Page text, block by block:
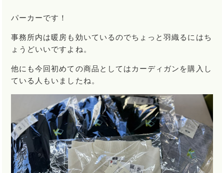
パーカーです！
事務所内は暖房も効いているのでちょっと羽織るにはち
ょうどいいですよね。
他にも今回初めての商品としてはカーディガンを購入し
ている人もいましたね。